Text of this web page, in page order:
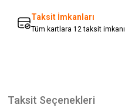
Taksit İmkanları
Tüm kartlara 12 taksit imkanı
Taksit Seçenekleri